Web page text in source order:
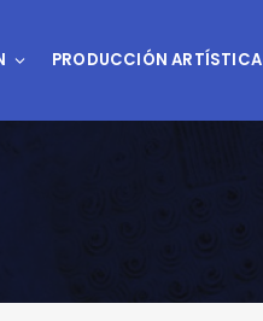
PRODUCCIÓN ARTÍSTICA